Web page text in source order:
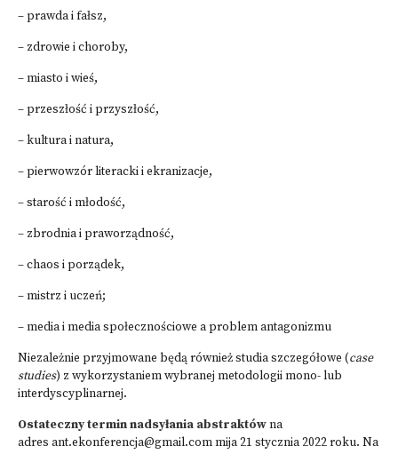
– prawda i fałsz,
– zdrowie i choroby,
– miasto i wieś,
– przeszłość i przyszłość,
– kultura i natura,
– pierwowzór literacki i ekranizacje,
– starość i młodość,
– zbrodnia i praworządność,
– chaos i porządek,
– mistrz i uczeń;
– media i media społecznościowe a problem antagonizmu
Niezależnie przyjmowane będą również studia szczegółowe (case
studies) z wykorzystaniem wybranej metodologii mono- lub
interdyscyplinarnej.
Ostateczny termin nadsyłania abstraktówna
adres ant.ekonferencja@gmail.com mija 21 stycznia 2022 roku. Na